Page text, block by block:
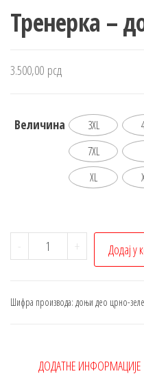
Тренерка –
3.500,00 рсд
Величина 3XL
7XL
XL
-
Тренерка
-
део
+ Додај у
Шифра производа: доњи део црно-
ДОДАТНЕ ИНФОРМАЦИЈЕ